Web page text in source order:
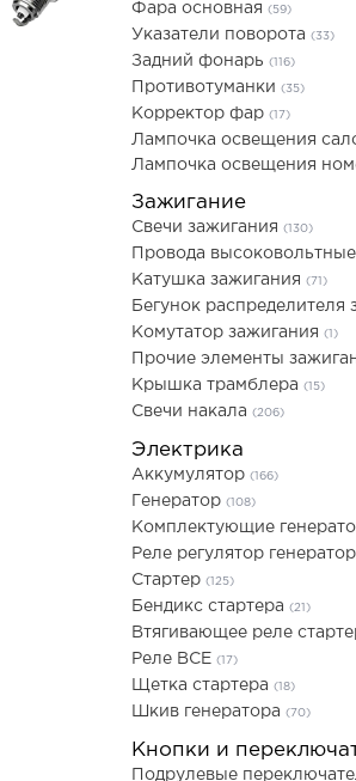
Фара основная (59)
Указатели поворота (33)
Задний фонарь (116)
Противотуманки (35)
Корректор фар (17)
Лампочка освещения
Лампочка освещения
Зажигание
Свечи зажигания (130)
Провода высоковольтные
Катушка зажигания (71)
Бегунок распределителя
Комутатор зажигания (1)
Прочие элементы
Крышка трамблера (15)
Свечи накала (206)
Электрика
Аккумулятор (166)
Генератор (108)
Комплектующие
Реле регулятор
Стартер (125)
Бендикс стартера (21)
Втягивающее реле
Реле ВСЕ (17)
Щетка стартера (18)
Шкив генератора (70)
Кнопки и
Подрулевые